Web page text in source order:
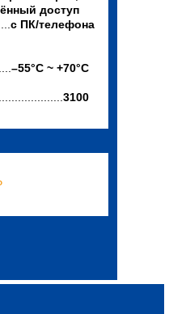
доступ
с ПК/телефона
–55°C ~ +70°C
3100